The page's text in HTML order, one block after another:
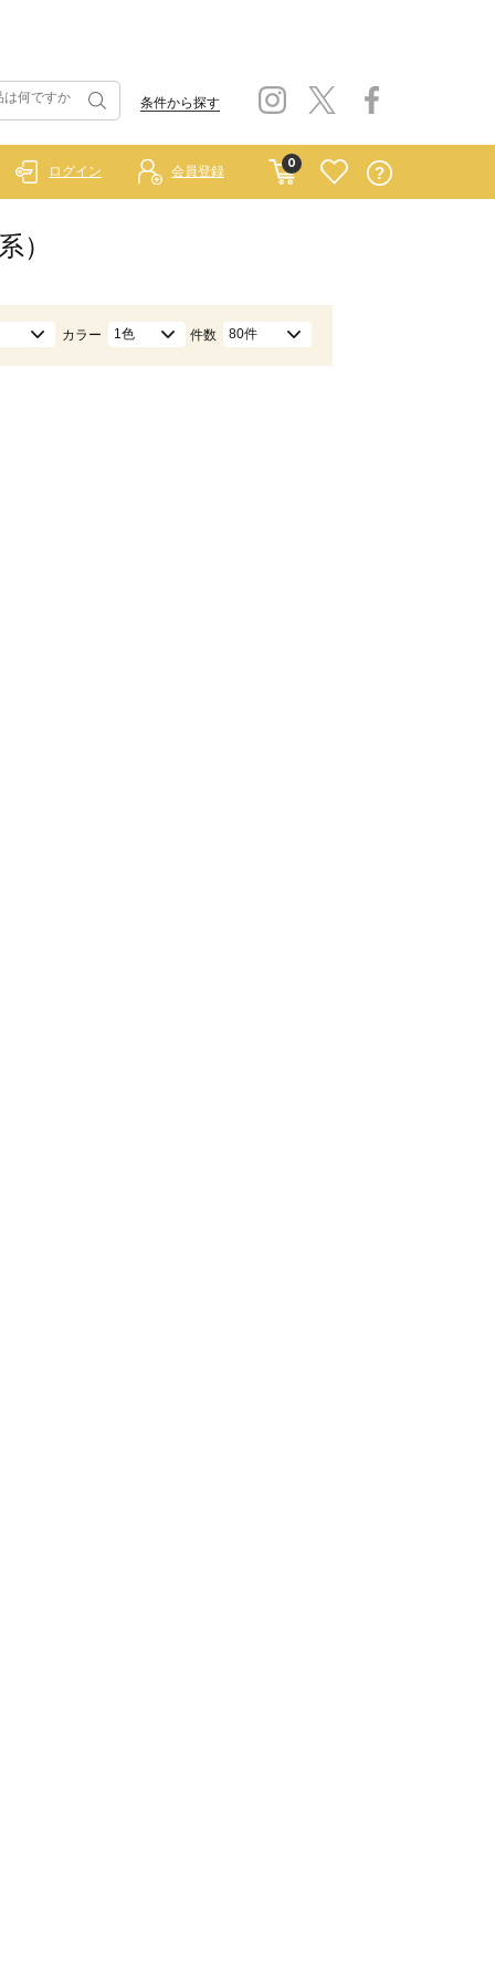
条件から探す
0
ログイン 会員登録
）
カラー 1色 件数 80件